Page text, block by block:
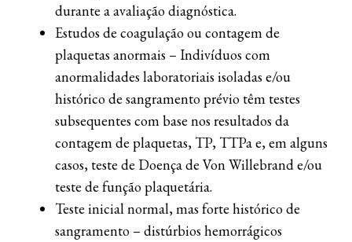
durante a avaliação diagnóstica.
Estudos de coagulação ou contagem de
plaquetas anormais – Indivíduos com
anormalidades laboratoriais isoladas e/ou
histórico de sangramento prévio têm testes
subsequentes com base nos resultados da
contagem de plaquetas, TP, TTPa e, em alguns
casos, teste de Doença de Von Willebrand e/ou
teste de função plaquetária.
Teste inicial normal, mas forte histórico de
sangramento – distúrbios hemorrágicos